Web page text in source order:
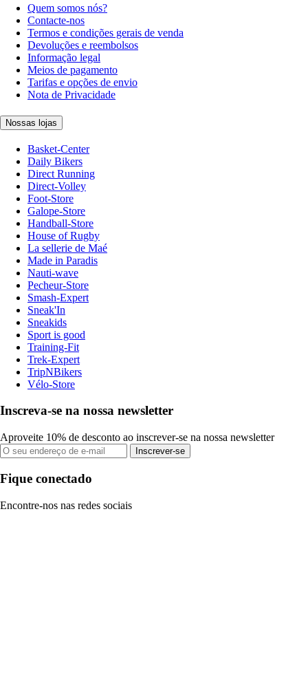
Quem somos nós?
Contacte-nos
Termos e condições gerais de venda
Devoluções e reembolsos
Informação legal
Meios de pagamento
Tarifas e opções de envio
Nota de Privacidade
Nossas lojas
Basket-Center
Daily Bikers
Direct Running
Direct-Volley
Foot-Store
Galope-Store
Handball-Store
House of Rugby
La sellerie de Maé
Made in Paradis
Nauti-wave
Pecheur-Store
Smash-Expert
Sneak'In
Sneakids
Sport is good
Training-Fit
Trek-Expert
TripNBikers
Vélo-Store
Inscreva-se na nossa newsletter
Aproveite 10% de desconto ao inscrever-se na nossa newsletter
Inscrever-se
Fique conectado
Encontre-nos nas redes sociais